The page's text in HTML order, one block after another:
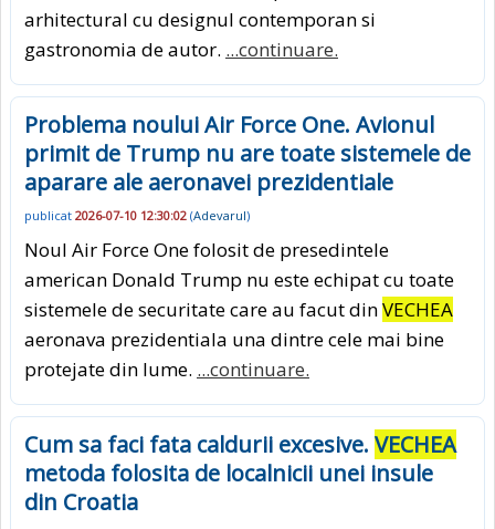
arhitectural cu designul contemporan si
gastronomia de autor. ...continuare.
Problema noului Air Force One. Avionul
primit de Trump nu are toate sistemele de
aparare ale aeronavei prezidentiale
publicat 2026-07-10 12:30:02 (Adevarul)
Noul Air Force One folosit de presedintele
american Donald Trump nu este echipat cu toate
sistemele de securitate care au facut dinVECHEA
aeronava prezidentiala una dintre cele mai bine
protejate din lume. ...continuare.
Cum sa faci fata caldurii excesive. VECHEA
metoda folosita de localnicii unei insule
din Croatia